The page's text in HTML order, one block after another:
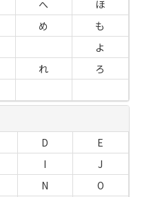
へ
ほ
め
も
よ
れ
ろ
D
E
I
J
N O